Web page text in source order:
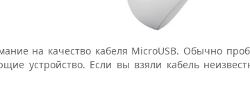
на качество кабеля MicroUSB. Обычно
устройство. Если вы взяли кабель